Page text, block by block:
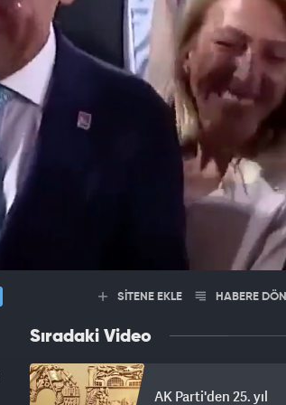
SİTENE EKLE HABERE DÖN
Sıradaki Video
AK Parti'den 25. yıl